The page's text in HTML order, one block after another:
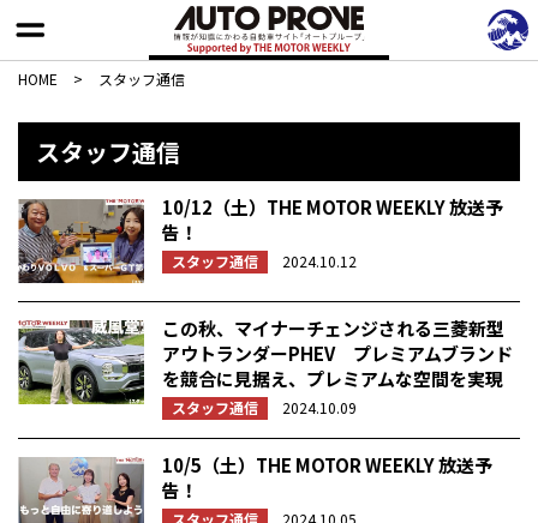
HOME > スタッフ通信
スタッフ通信
10/12（土）THE MOTOR WEEKLY 放送予
告！
スタッフ通信 2024.10.12
この秋、マイナーチェンジされる三菱新型
アウトランダーPHEV プレミアムブランド
を競合に見据え、プレミアムな空間を実現
スタッフ通信 2024.10.09
10/5（土）THE MOTOR WEEKLY 放送予
告！
スタッフ通信 2024.10.05